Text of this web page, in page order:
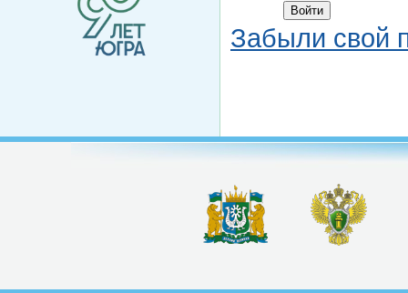
Забыли свой